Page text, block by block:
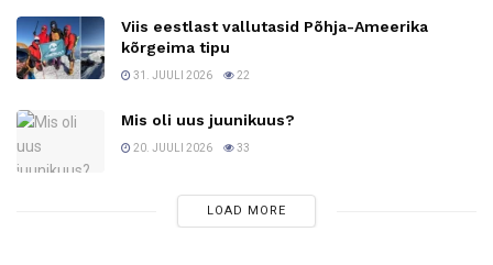
Viis eestlast vallutasid Põhja-Ameerika
kõrgeima tipu
31. JUULI 2026 22
Mis oli uus juunikuus?
20. JUULI 2026 33
LOAD MORE